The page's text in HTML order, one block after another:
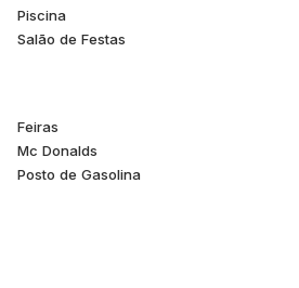
ainda mais
Piscina
Salão de Festas
Feiras
Mc Donalds
Posto de Gasolina